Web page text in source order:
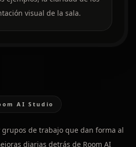
visual de la sala.
AI Studio
grupos de trabajo que dan forma al
diarias detrás de Room AI